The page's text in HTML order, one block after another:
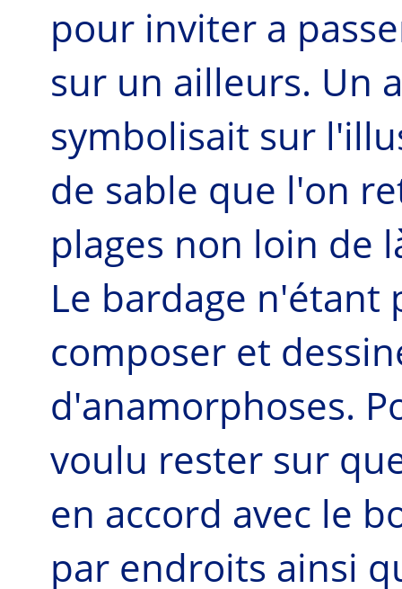
pour inviter a
sur un ailleurs. Un
symbolisait sur
de sable que l'on
plages non loin de
Le bardage n'étant
composer et
d'anamorphoses.
voulu rester sur
en accord avec le
par endroits ainsi